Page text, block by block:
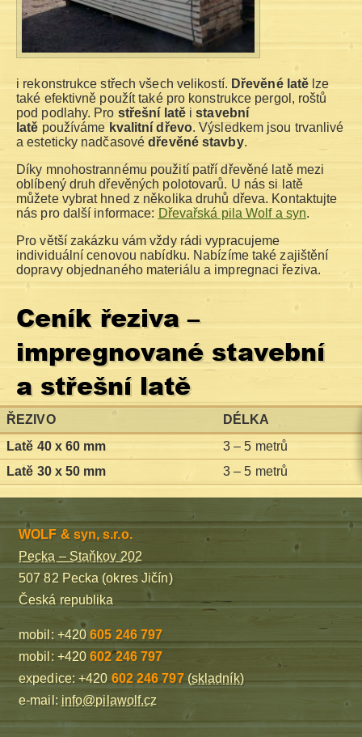
i rekonstrukce střech všech velikostí. Dřevěné latě lze
také efektivně použít také pro konstrukce pergol, roštů
pod podlahy. Pro střešní latěistavební
latě používáme kvalitní dřevo. Výsledkem jsou trvanlivé
a esteticky nadčasovédřevěné stavby.
Díky mnohostrannému použití patří dřevěné latě mezi
oblíbený druh dřevěných polotovarů. U nás si latě
můžete vybrat hned z několika druhů dřeva. Kontaktujte
nás pro další informace: Dřevařská pila Wolf a syn.
Pro větší zakázku vám vždy rádi vypracujeme
individuální cenovou nabídku. Nabízíme také zajištění
dopravy objednaného materiálu a impregnaci řeziva.
Ceník řeziva –
impregnované stavební
a střešní latě
ŘEZIVO
DÉLKA
Latě 40 x 60 mm
3 – 5 metrů
Latě 30 x 50 mm 3 – 5 metrů
WOLF & syn, s.r.o.
Pecka – Staňkov 202
507 82 Pecka (okres Jičín)
Česká republika
mobil: +420605 246 797
mobil: +420602 246 797
expedice: +420 602 246 797(skladník)
e-mail: info@pilawolf.cz